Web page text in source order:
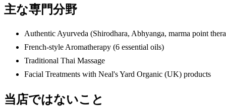
主な専門分野
Authentic Ayurveda (Shirodhara, Abhyanga, marma point
French-style Aromatherapy (6 essential oils)
Traditional Thai Massage
Facial Treatments with Neal's Yard Organic (UK) products
当店ではないこと